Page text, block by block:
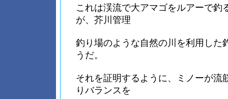
これは渓流で大アマゴをルアーで釣
が、芥川管理
釣り場のような自然の川を利用した
うだ。
それを証明するように、ミノーが流
りバランスを